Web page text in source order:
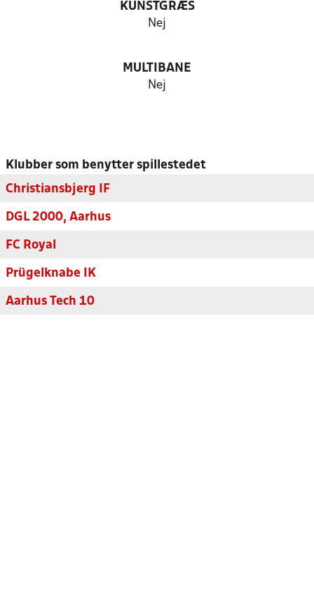
KUNSTGRÆS
Nej
MULTIBANE
Nej
Klubber som benytter spillestedet
Christiansbjerg IF
DGL 2000, Aarhus
FC Royal
Prügelknabe IK
Aarhus Tech 10